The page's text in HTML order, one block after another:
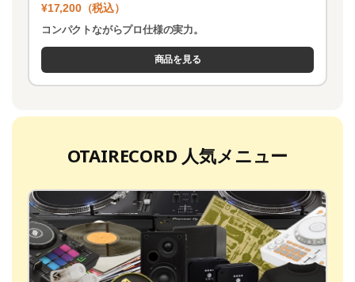
¥17,200（税込）
コンパクトながらプロ仕様の実力。
商品を見る
OTAIRECORD 人気メニュー